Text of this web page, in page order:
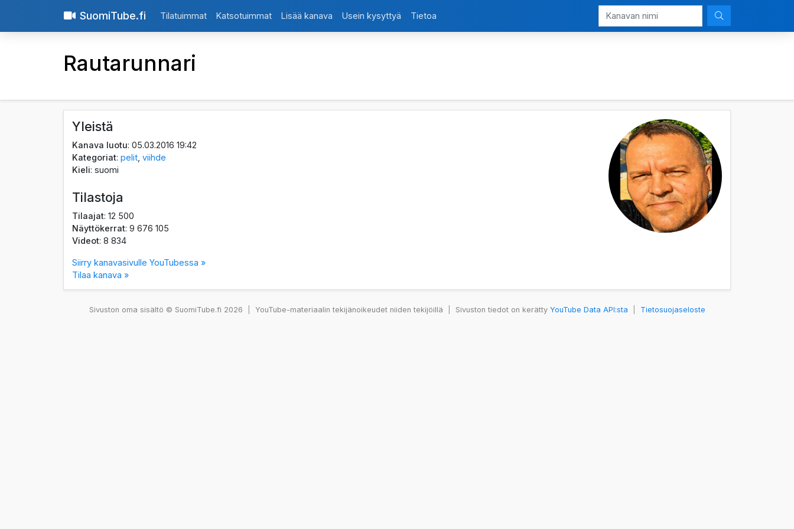
SuomiTube.fi Tilatuimmat Katsotuimmat Lisää kanava Usein kysyttyä Tietoa
Rautarunnari
Yleistä
Kanava luotu: 05.03.2016 19:42
Kategoriat:pelit ,viihde
Kieli: suomi
Tilastoja
Tilaajat: 12 500
Näyttökerrat: 9 676 105
Videot: 8 834
Siirry kanavasivulle YouTubessa »
Tilaa kanava »
Sivuston oma sisältö © SuomiTube.fi 2026 YouTube-materiaalin tekijänoikeudet niiden tekijöillä Sivuston tiedot on kerätty YouTube Data API:sta Tietosuojaseloste